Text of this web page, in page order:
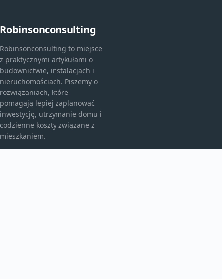
Robinsonconsulting
Robinsonconsulting to miejsce
z praktycznymi artykułami o
budownictwie, instalacjach i
nieruchomościach. Piszemy o
rozwiązaniach, które
pomagają lepiej zaplanować
inwestycję, utrzymanie domu i
codzienne koszty związane z
mieszkaniem.